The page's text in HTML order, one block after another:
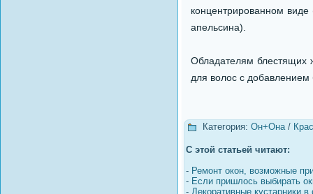
концентрированном
апельсина).
Обладателям блестящих
для волос с добавлением
Категория: Он+Она/
С этой статьей читают:
- Ремонт окон, возможные
- Если пришлось выбирать
- Декоративные кустарники в